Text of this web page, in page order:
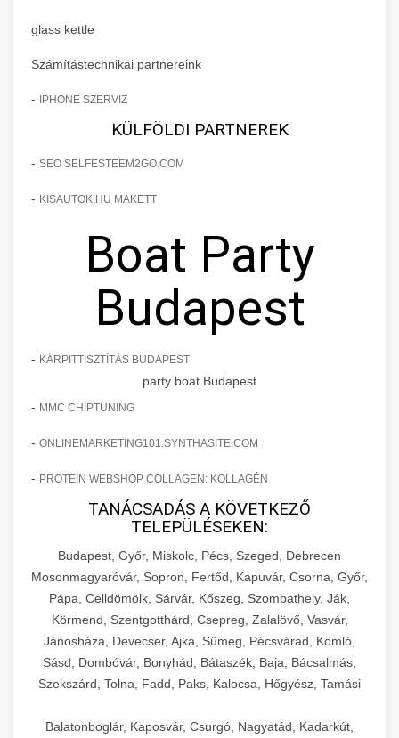
glass kettle
Számítástechnikai partnereink
- IPHONE SZERVIZ
KÜLFÖLDI PARTNEREK
- SEO SELFESTEEM2GO.COM
- KISAUTOK.HU MAKETT
Boat Party
Budapest
- KÁRPITTISZTÍTÁS BUDAPEST
party boat Budapest
- MMC CHIPTUNING
- ONLINEMARKETING101.SYNTHASITE.COM
- PROTEIN WEBSHOP COLLAGEN: KOLLAGÉN
TANÁCSADÁS A KÖVETKEZŐ
TELEPÜLÉSEKEN:
Budapest, Győr, Miskolc, Pécs, Szeged, Debrecen
Mosonmagyaróvár, Sopron, Fertőd, Kapuvár, Csorna, Győr,
Pápa, Celldömölk, Sárvár, Kőszeg, Szombathely, Ják,
Körmend, Szentgotthárd, Csepreg, Zalalövő, Vasvár,
Jánosháza, Devecser, Ajka, Sümeg, Pécsvárad, Komló,
Sásd, Dombóvár, Bonyhád, Bátaszék, Baja, Bácsalmás,
Szekszárd, Tolna, Fadd, Paks, Kalocsa, Hőgyész, Tamási
Balatonboglár, Kaposvár, Csurgó, Nagyatád, Kadarkút,